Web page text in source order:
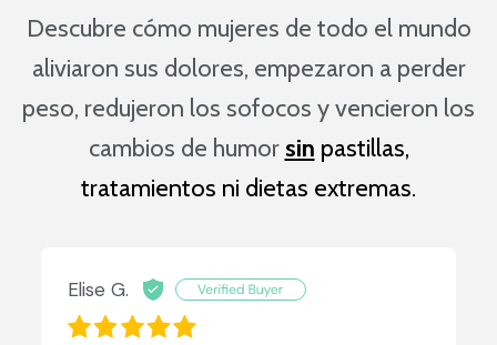
Descubre cómo mujeres de todo el mundo
aliviaron sus dolores, empezaron a perder
peso, redujeron los sofocos yvencieron los
cambios de humor sin pastillas,
tratamientos ni dietas extremas.
Elise G.